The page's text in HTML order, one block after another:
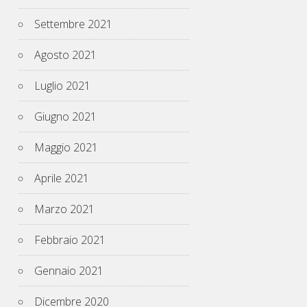
Settembre 2021
Agosto 2021
Luglio 2021
Giugno 2021
Maggio 2021
Aprile 2021
Marzo 2021
Febbraio 2021
Gennaio 2021
Dicembre 2020